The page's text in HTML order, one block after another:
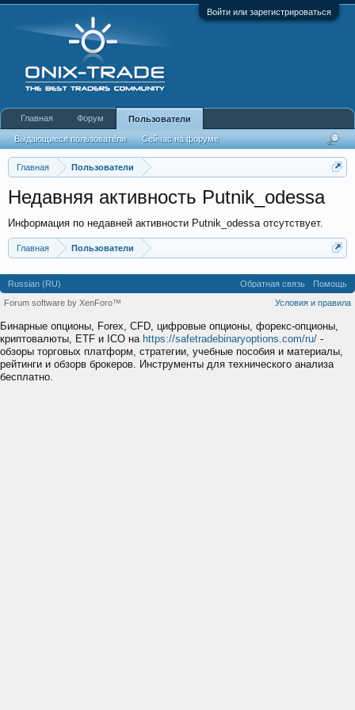
Войти или зарегистрироваться
Главная Пользователи
Недавняя активность Putnik_odessa
Информация по недавней активности Putnik_odessa отсутствует.
Главная Пользователи
Главная Форум Пользователи
Выдающиеся пользователи Сейчас на форуме
Недавняя активность Новые сообщения профиля
Russian (RU) Обратная связь
Помощь
Условия и правила
Forum software by XenForo™
Бинарные опционы, Forex, CFD, цифровые опционы, форекс-опционы,
криптовалюты, ETF и ICO на https://safetradebinaryoptions.com/ru/ -
обзоры торговых платформ, стратегии, учебные пособия и материалы,
рейтинги и обзорв брокеров. Инструменты для технического анализа
бесплатно.